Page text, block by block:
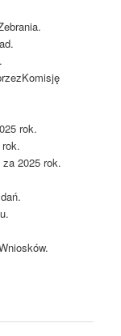
rok.
2025 rok.